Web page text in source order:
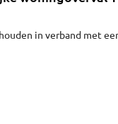
in verband met